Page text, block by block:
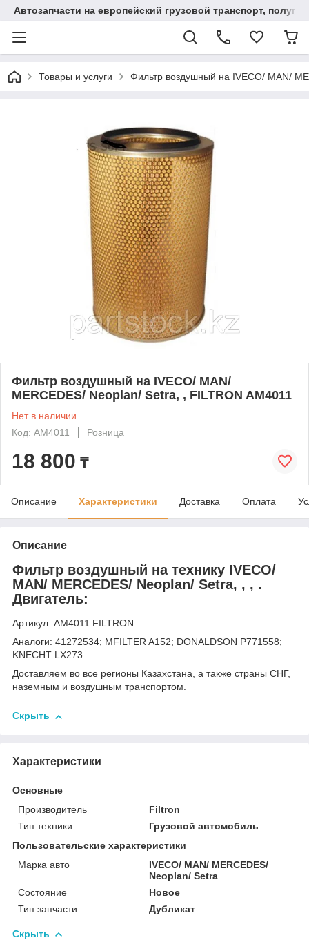
Автозапчасти на европейский грузовой транспорт,
Товары и услуги Фильтр воздушный на IVECO/ MAN/
Фильтр воздушный на IVECO/ MAN/
MERCEDES/ Neoplan/ Setra, , FILTRON AM4011
Нет в наличии
Код: AM4011
Розница
18 800 ₸
Описание Характеристики Доставка Оплата
Описание
Фильтр воздушный на технику IVECO/
MAN/ MERCEDES/ Neoplan/ Setra, , , .
Двигатель:
Артикул: AM4011 FILTRON
Аналоги: 41272534; MFILTER A152; DONALDSON P771558;
KNECHT LX273
Доставляем во все регионы Казахстана, а также страны СНГ,
наземным и воздушным транспортом.
Скрыть
Характеристики
Основные
Производитель
Filtron
Тип техники
Грузовой автомобиль
Пользовательские характеристики
Марка авто
IVECO/ MAN/ MERCEDES/
Neoplan/ Setra
Состояние
Новое
Тип запчасти
Дубликат
Скрыть